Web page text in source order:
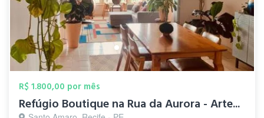
R$ 1.800,00 por mês
Refúgio Boutique na Rua da Aurora - Arte...